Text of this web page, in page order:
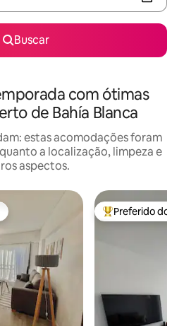
Buscar
com ótimas
de Bahía Blanca
estas acomodações foram
a localização, limpeza e
aspectos.
Entre os
Preferido dos